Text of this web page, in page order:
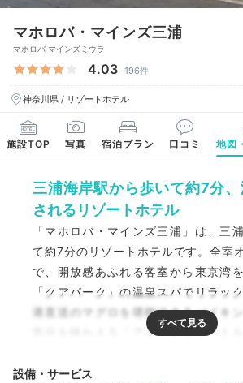
マホロバ・マインズ三浦
マホロバ マインズミウラ
4.03 196件
神奈川県 / リゾートホテル
施設TOP 写真 宿泊プラン 口コミ 地図
三浦海岸駅から歩いて約7分
されるリゾートホテル
「マホロバ・マインズ三浦」は、三
て約7分のリゾートホテルです。全室
で、開放感あふれる客室から東京湾
「クアパーク」の温泉スパでリラッ
港直送のマグロを堪能できるバイキ
気分を味わえる「アジアンリゾート
を。
設備・サービス